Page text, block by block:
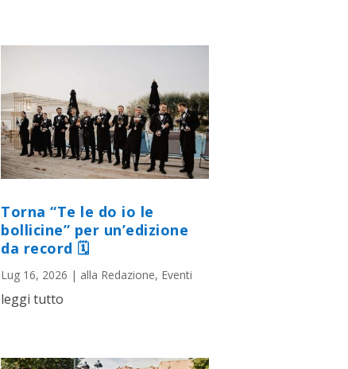
Torna “Te le do io le
bollicine” per un’edizione
da record 🗓
Lug 16, 2026 | alla Redazione, Eventi
leggi tutto